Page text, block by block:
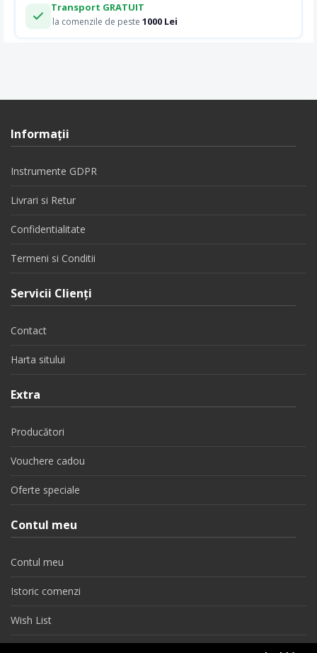
Transport GRATUIT
la comenzile de peste 1000 Lei
Informaţii
Instrumente GDPR
Livrari si Retur
Confidentialitate
Termeni si Conditii
Servicii Clienţi
Contact
Harta sitului
Extra
Producători
Vouchere cadou
Oferte speciale
Contul meu
Contul meu
Istoric comenzi
Wish List